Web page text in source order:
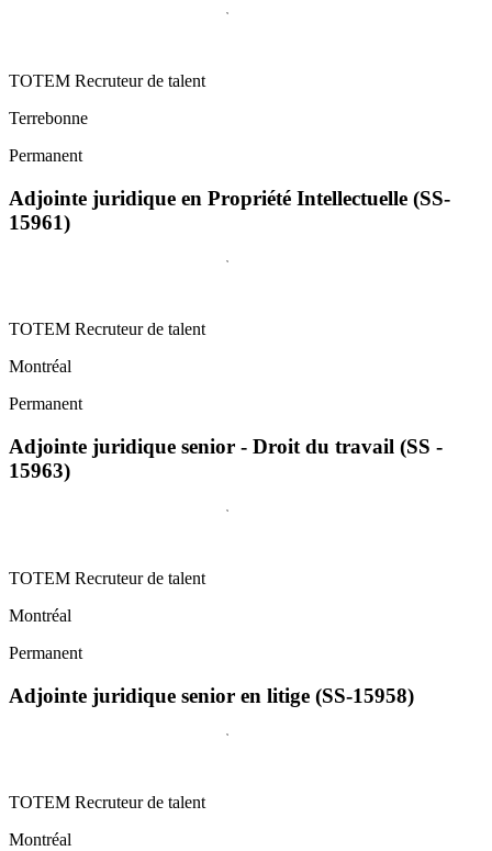
TOTEM Recruteur de talent
Terrebonne
Permanent
Adjointe juridique en Propriété Intellectuelle (SS-
15961)
TOTEM Recruteur de talent
Montréal
Permanent
Adjointe juridique senior - Droit du travail (SS -
15963)
TOTEM Recruteur de talent
Montréal
Permanent
Adjointe juridique senior en litige (SS-15958)
TOTEM Recruteur de talent
Montréal